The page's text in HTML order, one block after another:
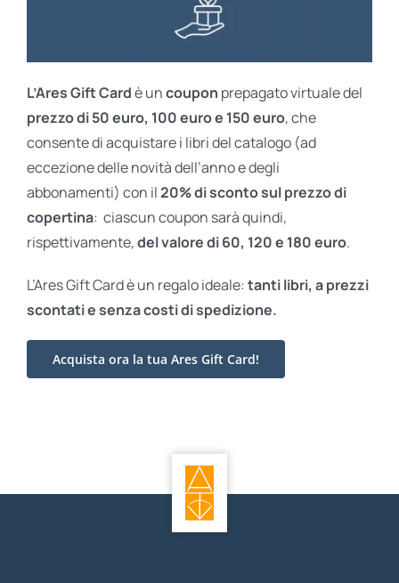
L’Ares Gift Cardè uncoupon prepagato virtuale del
prezzo di 50 euro, 100 euro e 150 euro, che
consente di acquistare i libri del catalogo (ad
eccezione delle novità dell’anno e degli
abbonamenti) con il20% di sconto sul prezzo di
copertina: ciascun coupon sarà quindi,
rispettivamente,del valore di 60, 120 e 180 euro.
L’Ares Gift Card è un regalo ideale: tanti libri, a prezzi
scontati esenza costi di spedizione.
Acquista ora la tua Ares Gift Card!